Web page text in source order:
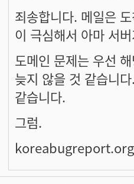
죄송합니다. 메일은
이 극심해서 아마 서
도메인 문제는 우선
늦지 않을 것 같습니
같습니다.
그럼.
koreabugreport.org